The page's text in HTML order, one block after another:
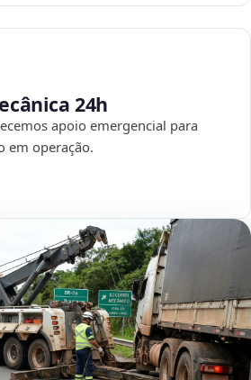
24h
apoio emergencial para
em operação.